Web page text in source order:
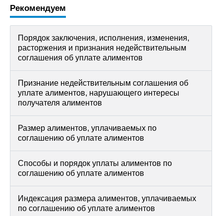
Рекомендуем
Порядок заключения, исполнения, изменения,
расторжения и признания недействительным
соглашения об уплате алиментов
Признание недействительным соглашения об
уплате алиментов, нарушающего интересы
получателя алиментов
Размер алиментов, уплачиваемых по
соглашению об уплате алиментов
Способы и порядок уплаты алиментов по
соглашению об уплате алиментов
Индексация размера алиментов, уплачиваемых
по соглашению об уплате алиментов